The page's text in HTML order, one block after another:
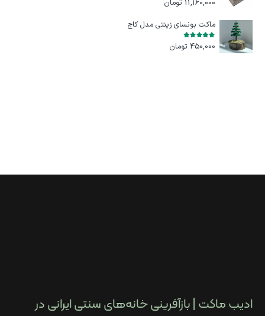
11,160,000 تومان
ماکت بونسای زینتی مدل کاج
امتیاز از 5
450,000 تومان
ادیب ماکت | بازآفرینی خانه‌های سنتی ایرانی در